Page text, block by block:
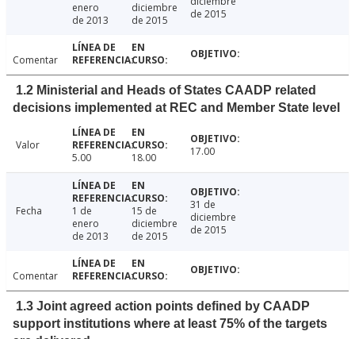
enero
de 2013
diciembre
de 2015
de 2015
Comentar
1.2 Ministerial and Heads of States CAADP related
decisions implemented at REC and Member State level
Valor
5.00
18.00 17.00
Fecha
1 de
enero
de 2013
15 de
diciembre
de 2015
31 de
diciembre
de 2015
Comentar
1.3 Joint agreed action points defined by CAADP
support institutions where at least 75% of the targets